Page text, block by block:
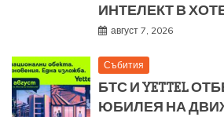
ИНТЕЛЕКТ В
август 7, 2026
Събития
БТС И YETTEL
ЮБИЛЕЯ НА